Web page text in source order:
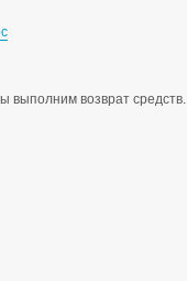
выполним возврат средств.